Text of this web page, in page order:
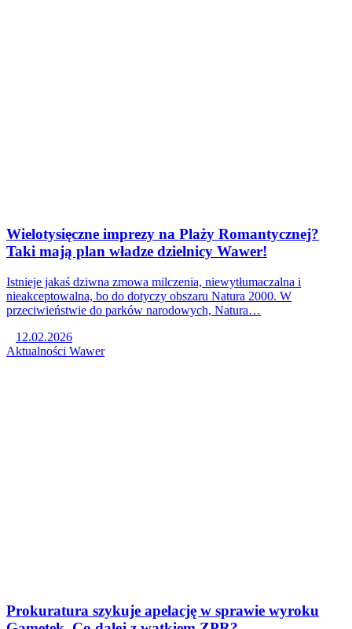
Wielotysięczne imprezy na Plaży Romantycznej?
Taki mają plan władze dzielnicy Wawer!
Istnieje jakaś dziwna zmowa milczenia, niewytłumaczalna i
nieakceptowalna, bo do dotyczy obszaru Natura 2000. W
przeciwieństwie do parków narodowych, Natura…
12.02.2026
Aktualności Wawer
Prokuratura szykuje apelację w sprawie wyroku